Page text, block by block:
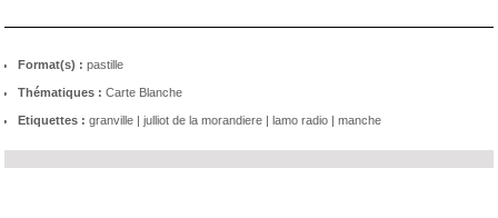
Format(s) : pastille
Thématiques : Carte Blanche
Etiquettes : granville | julliot de la morandiere | lamo radio | manche